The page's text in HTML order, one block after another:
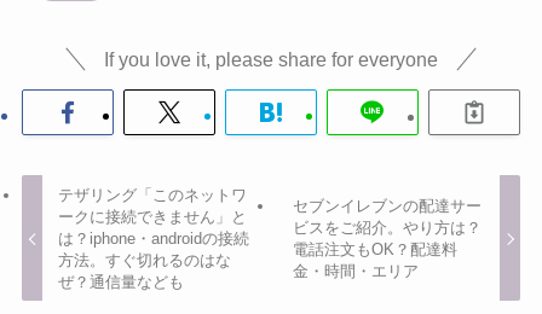
If you love it, please share for everyone
テザリング「このネットワ
ークに接続できません」と
は？iphone・androidの接続
方法。すぐ切れるのはな
ぜ？通信量なども
セブンイレブンの配達サー
ビスをご紹介。やり方は？
電話注文もOK？配達料
金・時間・エリア